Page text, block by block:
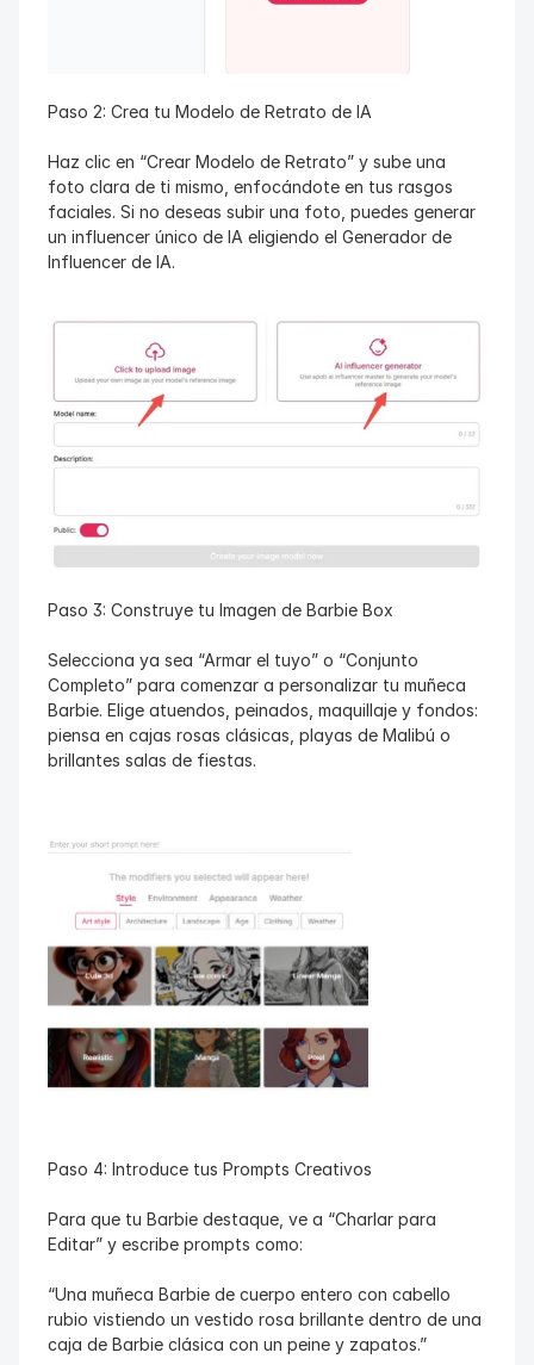
Paso 2: Crea tu Modelo de Retrato de IA
Haz clic en “Crear Modelo de Retrato” y sube una
foto clara de ti mismo, enfocándote en tus rasgos
faciales. Si no deseas subir una foto, puedes generar
un influencer único de IA eligiendo el Generador de
Influencer de IA.
Paso 3: Construye tu Imagen de Barbie Box
Selecciona ya sea “Armar el tuyo” o “Conjunto
Completo” para comenzar a personalizar tu muñeca
Barbie. Elige atuendos, peinados, maquillaje y fondos:
piensa en cajas rosas clásicas, playas de Malibú o
brillantes salas de fiestas.
Paso 4: Introduce tus Prompts Creativos
Para que tu Barbie destaque, ve a “Charlar para
Editar” y escribe prompts como:
“Una muñeca Barbie de cuerpo entero con cabello
rubio vistiendo un vestido rosa brillante dentro de una
caja de Barbie clásica con un peine y zapatos.”